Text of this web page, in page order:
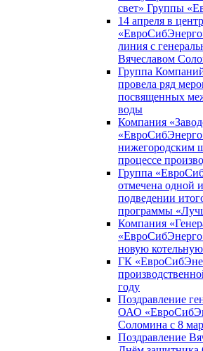
свет» Группы
14 апреля в
линия с
Вячеславом
Группа
провела ряд
посвященных
воды
Компания
нижегородским
процессе
Группа
отмечена одной
подведении
программы
Компания
новую котельную
ГК
году
Поздравление
ОАО
Соломина с 8
Поздравление